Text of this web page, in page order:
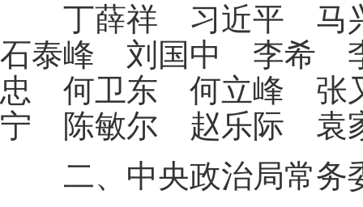
丁薛祥 习近平 马
石泰峰 刘国中 李希
忠 何卫东 何立峰 张
宁 陈敏尔 赵乐际 袁
二、中央政治局常务